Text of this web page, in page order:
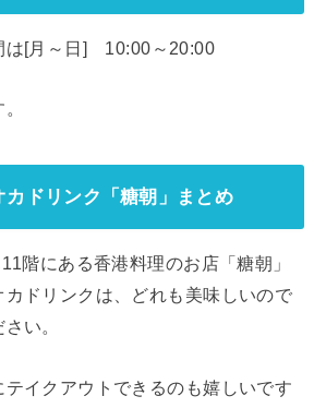
は[月～日] 10:00～20:00
ドリンク「糖朝」まとめ
階にある香港料理のお店「糖朝」
カドリンクは、どれも美味しいので
い。
イクアウトできるのも嬉しいです